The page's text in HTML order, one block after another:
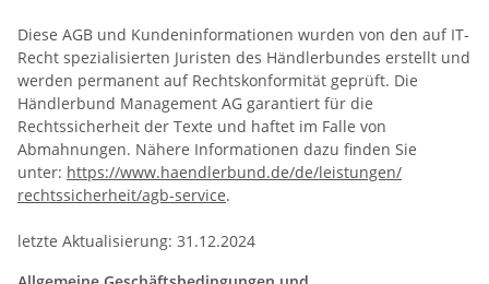
Diese AGB und Kundeninformationen wurden von den auf IT-
Recht spezialisierten Juristen des Händlerbundes erstellt und
werden permanent auf Rechtskonformität geprüft. Die
Händlerbund Management AG garantiert für die
Rechtssicherheit der Texte und haftet im Falle von
Abmahnungen. Nähere Informationen dazu finden Sie
unter: https://www.haendlerbund.de/de/leistungen/
rechtssicherheit/agb-service.
letzte Aktualisierung: 31.12.2024